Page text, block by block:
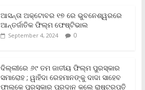
L
i
n
k
t
F
r
i
d
l
y
e
ଆସନ୍ତା ଅକ୍ଟୋବର ୧୭ ରେ ଭୁବନେଶ୍ୱରରେ
ଆନ୍ତର୍ଜାତିକ ଫିଲ୍ମ ଫେଷ୍ଟିଭାଲ
September 4, 2024 0
ଦିଲ୍ଲୀରେ ୬୯ ତମ ଜାତୀୟ ଫିଲ୍ମ ପୁରସ୍କାର
ସମାରୋହ ; ୱାହିଦା ରେହମାନଙ୍କୁ ଦାଦା ସାହେବ
ଫାଲ୍‌କେ ପୁରସ୍କାର ପ୍ରଦାନ କଲେ ରାଷ୍ଟ୍ରପତି